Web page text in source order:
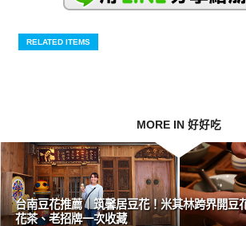
RELATED ITEMS
MORE IN 好好吃
台南豆花推薦｜筑馨居豆花！米其林跨界開豆
花茶、老招牌一次收藏